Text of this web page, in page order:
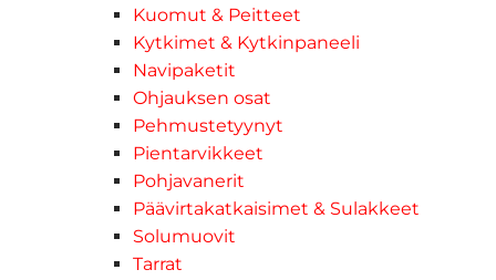
Kuomut & Peitteet
Kytkimet & Kytkinpaneeli
Navipaketit
Ohjauksen osat
Pehmustetyynyt
Pientarvikkeet
Pohjavanerit
Päävirtakatkaisimet & Sulakkeet
Solumuovit
Tarrat